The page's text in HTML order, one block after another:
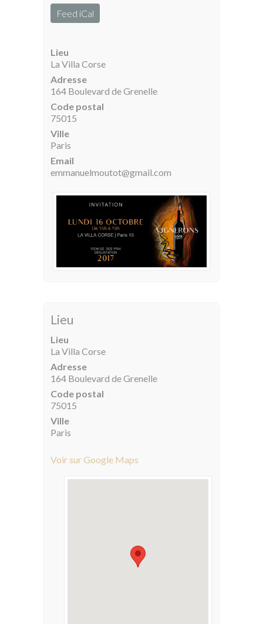
Feed iCal
Lieu
La Villa Corse
Adresse
164 Boulevard de Grenelle
Code postal
75015
Ville
Paris
Email
emmanuelmoutot@gmail.com
Lieu
Lieu
La Villa Corse
Adresse
164 Boulevard de Grenelle
Code postal
75015
Ville
Paris
Voir sur Google Maps